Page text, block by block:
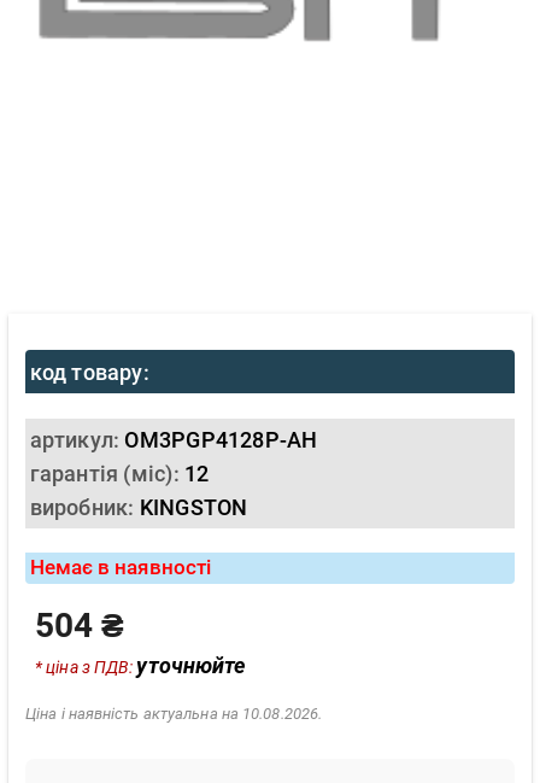
код товару:
артикул:OM3PGP4128P-AH
гарантія (міс): 12
виробник: KINGSTON
Немає в наявності
504 ₴
* ціна з ПДВ:уточнюйте
Ціна і наявність актуальна на 10.08.2026.